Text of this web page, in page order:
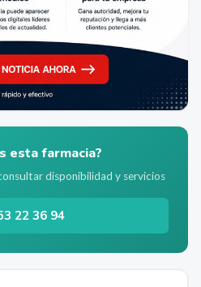
esta farmacia?
disponibilidad y servicios
22 36 94